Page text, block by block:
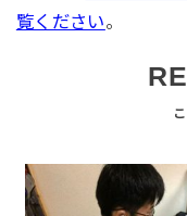
覧ください。